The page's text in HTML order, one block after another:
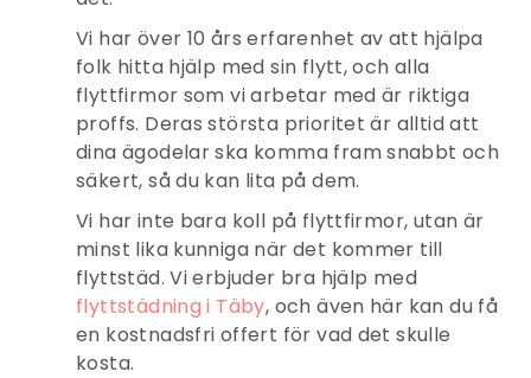
Vi har över 10 års erfarenhet av att hjälpa
folk hitta hjälp med sin flytt, och alla
flyttfirmor som vi arbetar med är riktiga
proffs. Deras största prioritet är alltid att
dina ägodelar ska komma fram snabbt och
säkert, så du kan lita på dem.
Vi har inte bara koll på flyttfirmor, utan är
minst lika kunniga när det kommer till
flyttstäd. Vi erbjuder bra hjälp med
flyttstädning i Täby, och även här kan du få
en kostnadsfri offert för vad det skulle
kosta.